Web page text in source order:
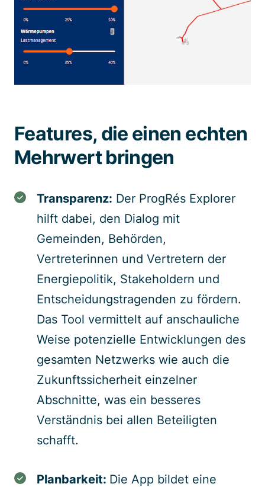
Features, die einen echten
Mehrwert bringen
Transparenz: Der ProgRés Explorer
hilft dabei, den Dialog mit
Gemeinden, Behörden,
Vertreterinnen und Vertretern der
Energiepolitik, Stakeholdern und
Entscheidungstragenden zu fördern.
Das Tool vermittelt auf anschauliche
Weise potenzielle Entwicklungen des
gesamten Netzwerks wie auch die
Zukunftssicherheit einzelner
Abschnitte, was ein besseres
Verständnis bei allen Beteiligten
schafft.
Planbarkeit: Die App bildet eine